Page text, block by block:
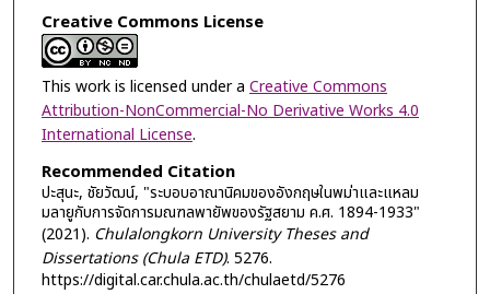
Creative Commons License
This work is licensed under a Creative Commons
Attribution-NonCommercial-No Derivative Works 4.0
International License.
Recommended Citation
ปะสุนะ, ชัยวัฒน์, "ระบอบอาณานิคมของอังกฤษในพม่าและแหลม
มลายูกับการจัดการมณฑลพายัพของรัฐสยาม ค.ศ. 1894-1933"
(2021). Chulalongkorn University Theses and
Dissertations (Chula ETD). 5276.
https://digital.car.chula.ac.th/chulaetd/5276